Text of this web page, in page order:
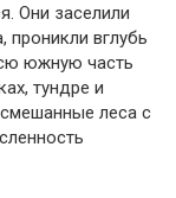
Они заселили
вглубь
южную часть
тундре и
леса с